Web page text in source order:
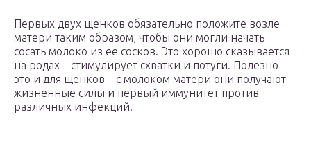
Первых двух щенков обязательно положите возле
матери таким образом, чтобы они могли начать
сосать молоко из ее сосков. Это хорошо сказывается
на родах – стимулирует схватки и потуги. Полезно
это и для щенков – с молоком матери они получают
жизненные силы и первый иммунитет против
различных инфекций.